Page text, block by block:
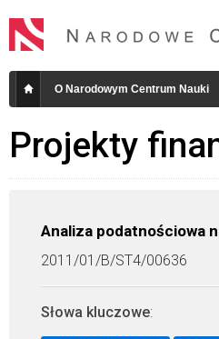
O Narodowym Centrum Nauki
Projekty
Analiza podatnościowa
2011/01/B/ST4/00636
Słowa kluczowe: